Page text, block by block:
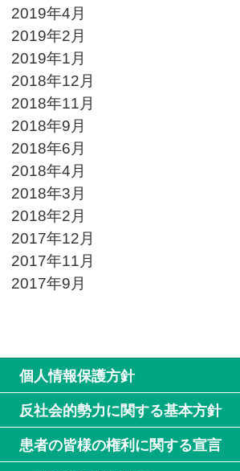
2019年4月
2019年2月
2019年1月
2018年12月
2018年11月
2018年9月
2018年6月
2018年4月
2018年3月
2018年2月
2017年12月
2017年11月
2017年9月
個人情報保護方針
反社会的勢力に関する基本方針
患者の皆様の権利に関する宣言